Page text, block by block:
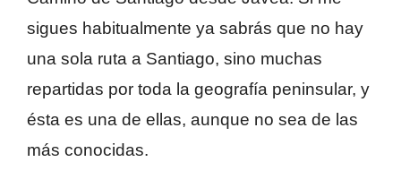
sigues habitualmente ya sabrás que no hay
una sola ruta a Santiago, sino muchas
repartidas por toda la geografía peninsular, y
ésta es una de ellas, aunque no sea de las
más conocidas.